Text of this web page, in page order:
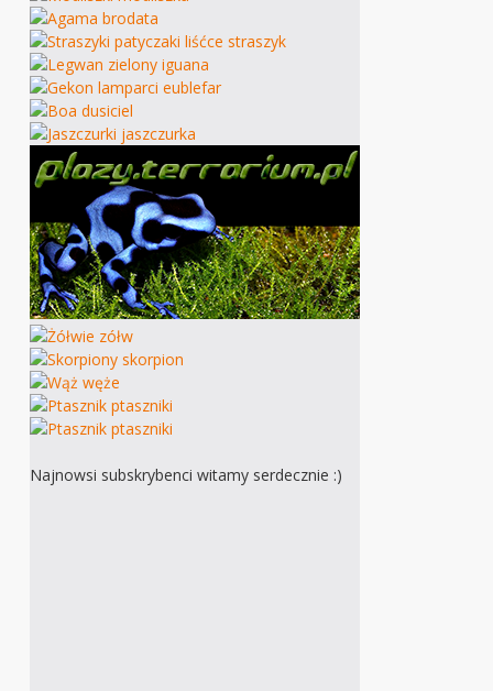
Najnowsi subskrybenci witamy serdecznie :)